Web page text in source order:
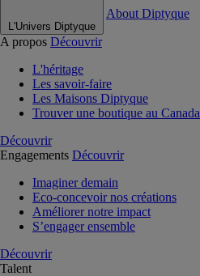
L'Univers Diptyque
About Diptyque
A propos Découvrir
L'héritage
Les savoir-faire
Les Maisons Diptyque
Trouver une boutique au Canada
Découvrir
Engagements Découvrir
Imaginer demain
Eco-concevoir nos créations
Améliorer notre impact
S’engager ensemble
Découvrir
Talent